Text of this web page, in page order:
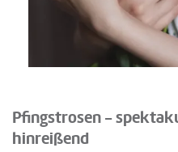
Pfingstrosen -
hinreißend